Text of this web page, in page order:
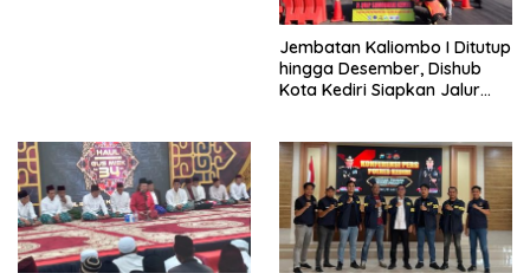
Jembatan Kaliombo I Ditutup
hingga Desember, Dishub
Kota Kediri Siapkan Jalur